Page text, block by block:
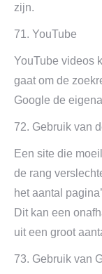
zijn.
71. YouTube
YouTube videos
gaat om de
Google de
72. Gebruik van
Een site die
de rang
het aantal
Dit kan een
uit een groot
73. Gebruik van